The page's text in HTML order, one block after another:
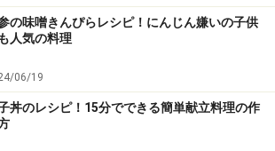
の味噌きんぴらレシピ！にんじん嫌いの子供
人気の料理
06/19
丼のレシピ！15分でできる簡単献立料理の作